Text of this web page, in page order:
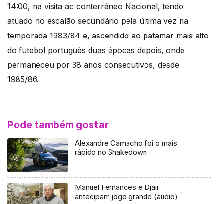
14:00, na visita ao conterrâneo Nacional, tendo
atuado no escalão secundário pela última vez na
temporada 1983/84 e, ascendido ao patamar mais alto
do futebol português duas épocas depois, onde
permaneceu por 38 anos consecutivos, desde
1985/86.
Pode também gostar
Alexandre Camacho foi o mais
rápido no Shakedown
Manuel Fernandes e Djair
antecipam jogo grande (áudio)